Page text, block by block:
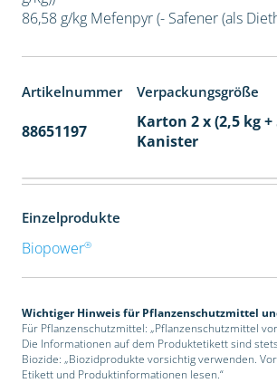
86,58 g/kg Mefenpyr (- Safener (als
Artikelnummer Verpackungsgröße
88651197
Karton 2 x (2,5 kg +
Kanister
Einzelprodukte
Biopower®
Wichtiger Hinweis für Pflanzenschutzmittel
Für Pflanzenschutzmittel: „Pflanzenschutzmittel
Die Informationen auf dem Produktetikett sind
Biozide: „Biozidprodukte vorsichtig verwenden.
Etikett und Produktinformationen lesen.“